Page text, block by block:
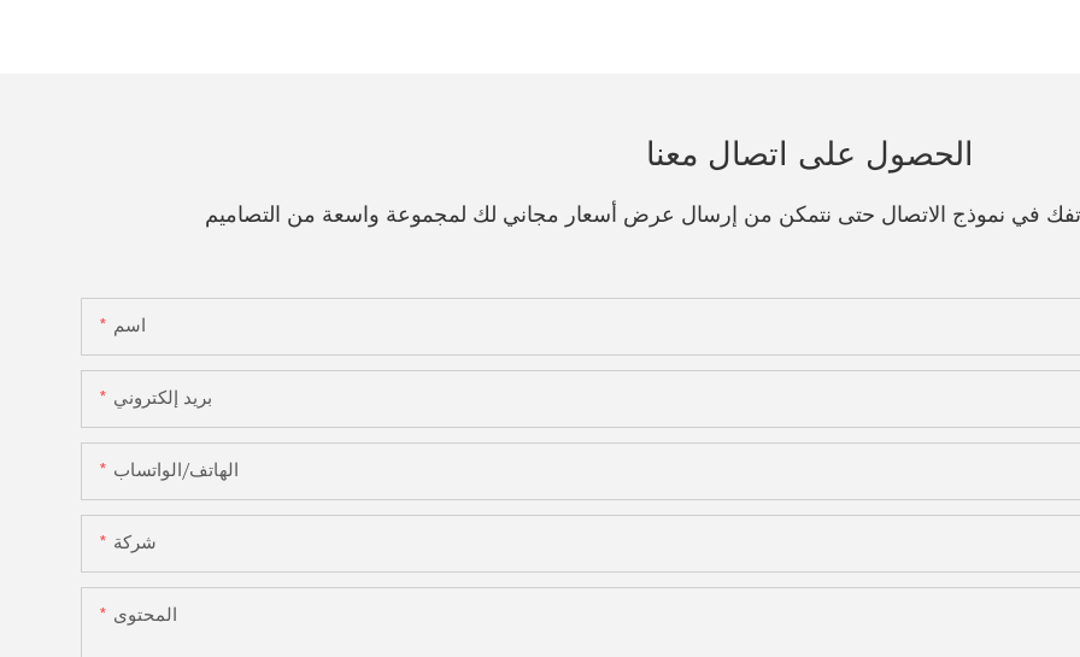
الحصول على اتصال معنا
في نموذج الاتصال حتى نتمكن من إرسال عرض أسعار مجاني لك لمجموعة واسعة من التصاميم
اسم
بريد إلكتروني
الهاتف/الواتساب
شركة
المحتوى